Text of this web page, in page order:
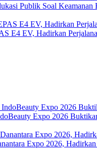
Publik Soal
E4 EV, Hadirkan
Expo 2026
Expo 2026,